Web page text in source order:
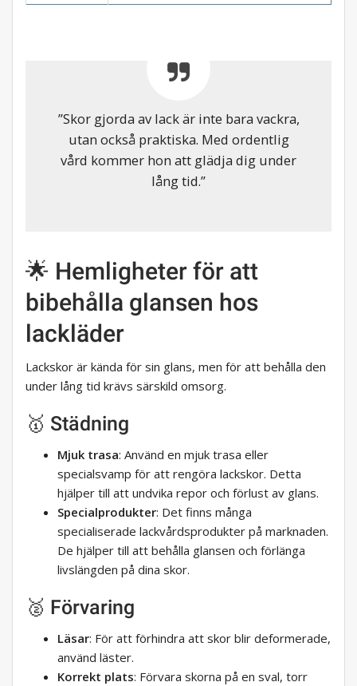
”Skor gjorda av lack är inte bara vackra,
utan också praktiska. Med ordentlig
vård kommer hon att glädja dig under
lång tid.”
🌟 Hemligheter för att
bibehålla glansen hos
lackläder
Lackskor är kända för sin glans, men för att behålla den
under lång tid krävs särskild omsorg.
🥇 Städning
Mjuk trasa: Använd en mjuk trasa eller
specialsvamp för att rengöra lackskor. Detta
hjälper till att undvika repor och förlust av glans.
Specialprodukter: Det finns många
specialiserade lackvårdsprodukter på marknaden.
De hjälper till att behålla glansen och förlänga
livslängden på dina skor.
🥈 Förvaring
Läsar: För att förhindra att skor blir deformerade,
använd läster.
Korrekt plats: Förvara skorna på en sval, torr